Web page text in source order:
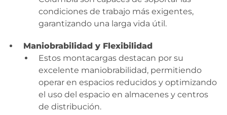
condiciones de trabajo más exigentes,
garantizando una larga vida útil.
Maniobrabilidad y Flexibilidad
Estos montacargas destacan por su
excelente maniobrabilidad, permitiendo
operar en espacios reducidos y optimizando
el uso del espacio en almacenes y centros
de distribución.